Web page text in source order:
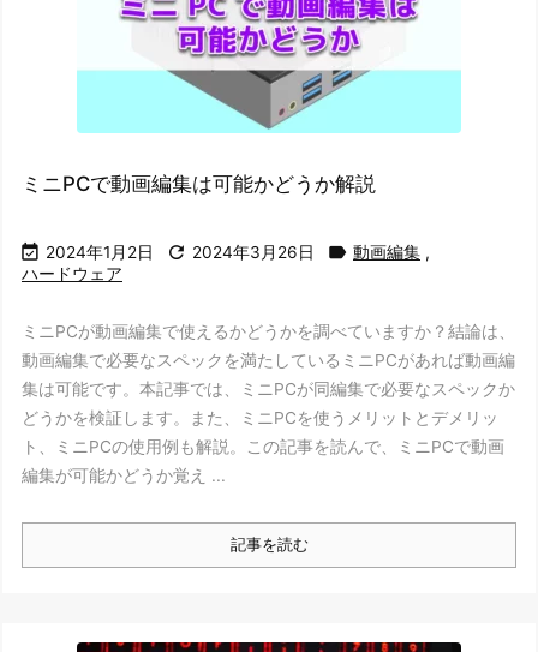
ミニPCで動画編集は可能かどうか解説
 2024年1月2日  2024年3月26日  動画編集 ,
ハードウェア
ミニPCが動画編集で使えるかどうかを調べていますか？結論は、
動画編集で必要なスペックを満たしているミニPCがあれば動画編
集は可能です。本記事では、ミニPCが同編集で必要なスペックか
どうかを検証します。また、ミニPCを使うメリットとデメリッ
ト、ミニPCの使用例も解説。この記事を読んで、ミニPCで動画
編集が可能かどうか覚え ...
記事を読む